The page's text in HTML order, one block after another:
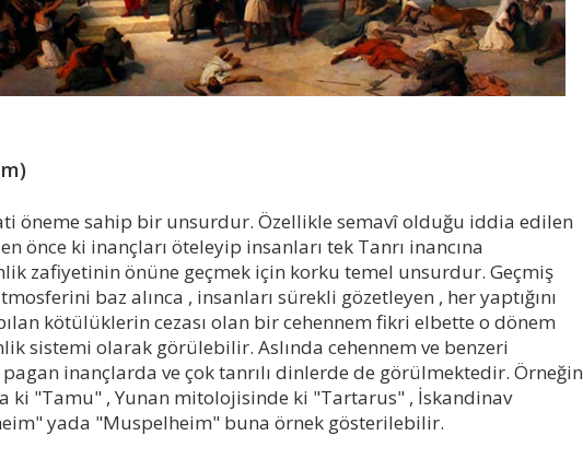
öneme sahip bir unsurdur. Özellikle semavî olduğu iddia edilen
önce ki inançları öteleyip insanları tek Tanrı inancına
zafiyetinin önüne geçmek için korku temel unsurdur. Geçmiş
baz alınca , insanları sürekli gözetleyen , her yaptığını
kötülüklerin cezası olan bir cehennem fikri elbette o dönem
sistemi olarak görülebilir. Aslında cehennem ve benzeri
inançlarda ve çok tanrılı dinlerde de görülmektedir. Örneğin
ki "Tamu" , Yunan mitolojisinde ki "Tartarus" , İskandinav
yada "Muspelheim" buna örnek gösterilebilir.